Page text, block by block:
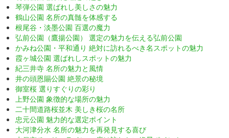
琴弾公園 選ばれし美しさの魅力
鶴山公園 名所の真髄を体感する
根尾谷・淡墨公園 百選の魔力
弘前公園（鷹揚公園） 選定の魅力を伝える弘前公園
かみね公園・平和通り 絶対に訪れるべき名スポットの魅力
霞ヶ城公園 選ばれしスポットの魅力
紀三井寺 名所の魅力と風情
井の頭恩賜公園 絶景の秘境
御室桜 選りすぐりの彩り
上野公園 象徴的な場所の魅力
二十間道路桜並木 美しき桜の名所
忠元公園 魅力的な選定ポイント
大河津分水 名所の魅力を再発見する喜び